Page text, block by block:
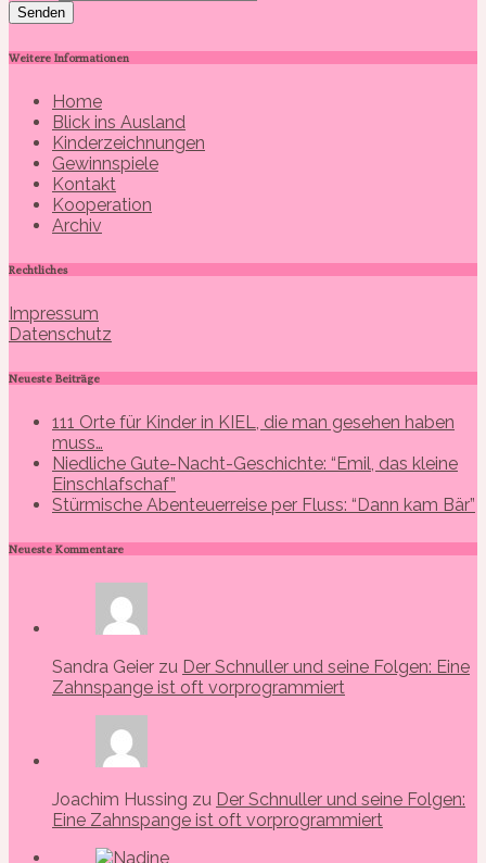
Senden
Weitere Informationen
Home
Blick ins Ausland
Kinderzeichnungen
Gewinnspiele
Kontakt
Kooperation
Archiv
Rechtliches
Impressum
Datenschutz
Neueste Beiträge
111 Orte für Kinder in KIEL, die man gesehen haben
muss…
Niedliche Gute-Nacht-Geschichte: “Emil, das kleine
Einschlafschaf”
Stürmische Abenteuerreise per Fluss: “Dann kam Bär”
Neueste Kommentare
Sandra Geier zu Der Schnuller und seine Folgen: Eine
Zahnspange ist oft vorprogrammiert
Joachim Hussing zu Der Schnuller und seine Folgen:
Eine Zahnspange ist oft vorprogrammiert